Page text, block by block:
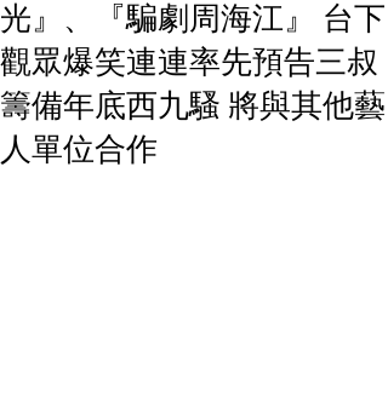
光』、『騙劇周海江』 台下
觀眾爆笑連連率先預告三叔
籌備年底西九騷 將與其他藝
人單位合作